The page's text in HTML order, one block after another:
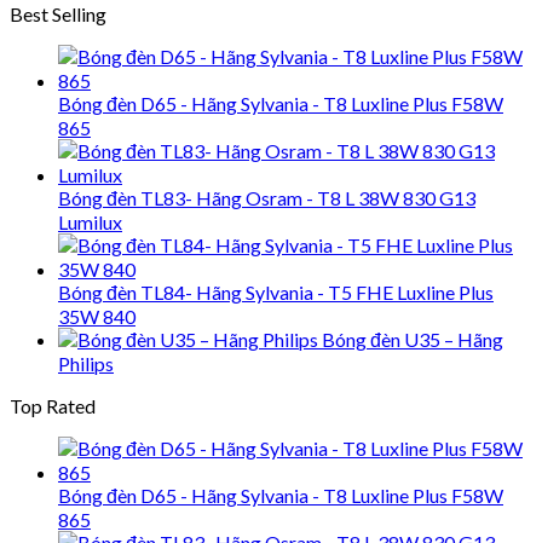
Best Selling
Bóng đèn D65 - Hãng Sylvania - T8 Luxline Plus F58W
865
Bóng đèn TL83- Hãng Osram - T8 L 38W 830 G13
Lumilux
Bóng đèn TL84- Hãng Sylvania - T5 FHE Luxline Plus
35W 840
Bóng đèn U35 – Hãng
Philips
Top Rated
Bóng đèn D65 - Hãng Sylvania - T8 Luxline Plus F58W
865